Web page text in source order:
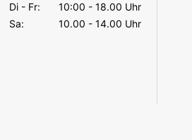
Di - Fr:
10:00 - 18.00 Uhr
Sa:
10.00 - 14.00 Uhr